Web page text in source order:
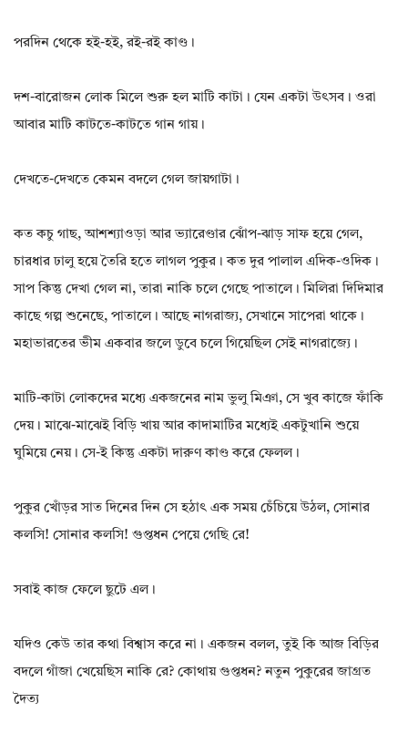
পরদিন থেকে হই-হই, রই-রই কাণ্ড।
দশ-বারোজন লোক মিলে শুরু হল মাটি কাটা। যেন একটা উৎসব। ওরা
আবার মাটি কাটতে-কাটতে গান গায়।
দেখতে-দেখতে কেমন বদলে গেল জায়গাটা।
কত কচু গাছ, আশশ্যাওড়া আর ভ্যারেণ্ডার ঝোঁপ-ঝাড় সাফ হয়ে গেল,
চারধার ঢালু হয়ে তৈরি হতে লাগল পুকুর। কত দুর পালাল এদিক-ওদিক।
সাপ কিন্তু দেখা গেল না, তারা নাকি চলে গেছে পাতালে। মিলিরা দিদিমার
কাছে গল্প শুনেছে, পাতালে। আছে নাগরাজ্য, সেখানে সাপেরা থাকে।
মহাভারতের ভীম একবার জলে ডুবে চলে গিয়েছিল সেই নাগরাজ্যে।
মাটি-কাটা লোকদের মধ্যে একজনের নাম ভুলু মিঞা, সে খুব কাজে ফাঁকি
দেয়। মাঝে-মাঝেই বিড়ি খায় আর কাদামাটির মধ্যেই একটুখানি শুয়ে
ঘুমিয়ে নেয়। সে-ই কিন্তু একটা দারুণ কাণ্ড করে ফেলল।
পুকুর খোঁড়র সাত দিনের দিন সে হঠাৎ এক সময় চেঁচিয়ে উঠল, সোনার
কলসি! সোনার কলসি! গুপ্তধন পেয়ে গেছি রে!
সবাই কাজ ফেলে ছুটে এল।
যদিও কেউ তার কথা বিশ্বাস করে না। একজন বলল, তুই কি আজ বিড়ির
বদলে গাঁজা খেয়েছিস নাকি রে? কোথায় গুপ্তধন? নতুন পুকুরের জাগ্রত
দৈত্য